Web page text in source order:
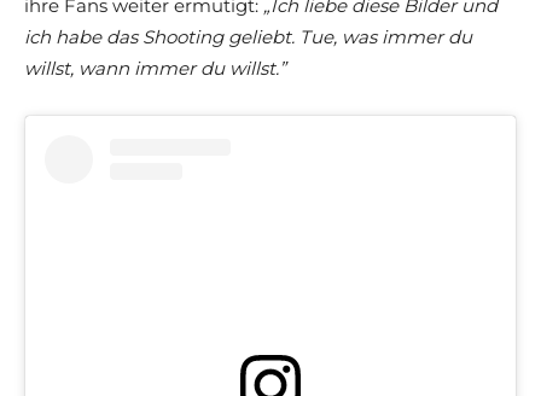
ihre Fans weiter ermutigt: „Ich liebe diese Bilder und
ich habe das Shooting geliebt. Tue, was immer du
willst, wann immer du willst.”